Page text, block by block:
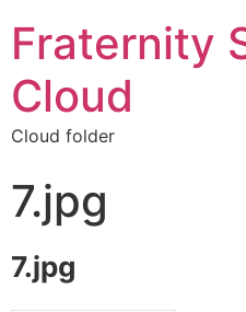
Fraternity
Cloud
Cloud folder
7.jpg
7.jpg